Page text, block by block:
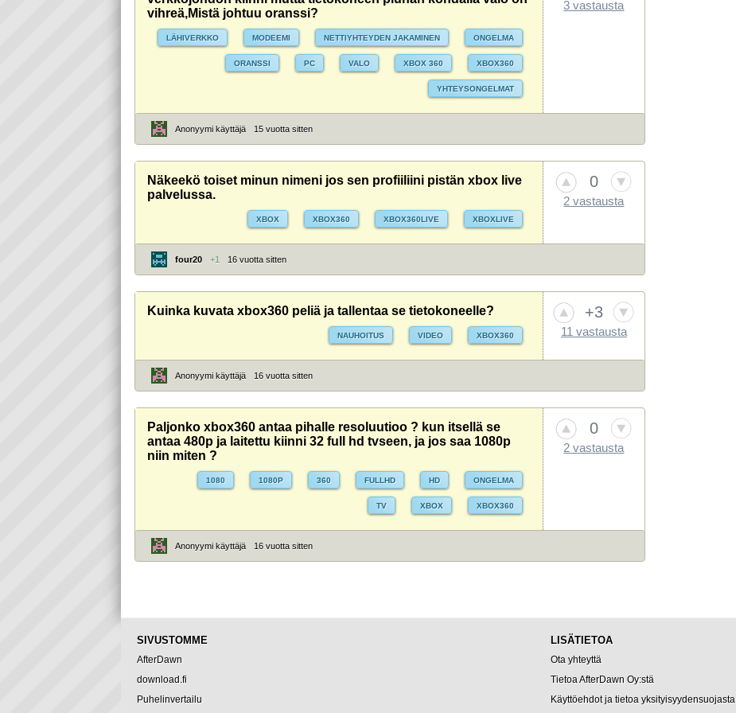
vihreä,Mistä johtuu oranssi?
LÄHIVERKKO MODEEMI NETTIYHTEYDEN JAKAMINEN ONGELMA
ORANSSI PC VALO XBOX 360 XBOX360
YHTEYSONGELMAT
3 vastausta
Anonyymi käyttäjä 15 vuotta sitten
Näkeekö toiset minun nimeni jos sen profiiliini pistän xbox live
palvelussa.
XBOX XBOX360 XBOX360LIVE XBOXLIVE
0
2 vastausta
four20 +1 16 vuotta sitten
Kuinka kuvata xbox360 peliä ja tallentaa se tietokoneelle?
NAUHOITUS VIDEO XBOX360
+3
11 vastausta
Anonyymi käyttäjä 16 vuotta sitten
Paljonko xbox360 antaa pihalle resoluutioo ? kun itsellä se
antaa 480p ja laitettu kiinni 32 full hd tvseen, ja jos saa 1080p
niin miten ?
1080 1080P 360 FULLHD HD ONGELMA
TV XBOX XBOX360
0
2 vastausta
Anonyymi käyttäjä 16 vuotta sitten
SIVUSTOMME
AfterDawn
download.fi
Puhelinvertailu
LISÄTIETOA
Ota yhteyttä
Tietoa AfterDawn Oy:stä
Käyttöehdot ja tietoa yksityisyydensuojasta